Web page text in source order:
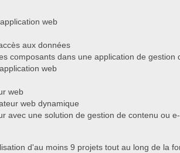
web
aux données
composants dans une application de gestion
web
web
web dynamique
avec une solution de gestion de contenu ou
d'au moins 9 projets tout au long de la